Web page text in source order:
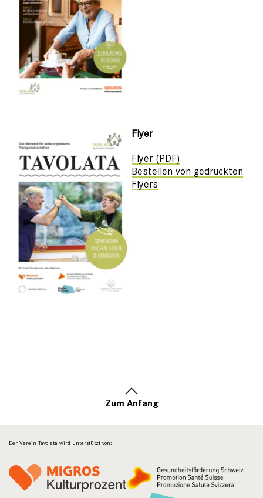
Flyer
Flyer (PDF)
Bestellen von gedruckten
Flyers
Zum Anfang
Der Verein Tavolata wird unterstützt von: